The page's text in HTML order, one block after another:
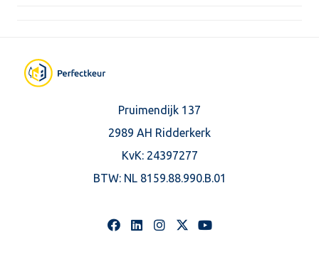
Pruimendijk 137
2989 AH Ridderkerk
KvK: 24397277
BTW: NL 8159.88.990.B.01